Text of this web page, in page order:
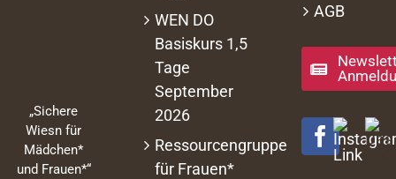
„Sichere
Wiesn für
Mädchen*
und Frauen*“
WEN DO
Basiskurs 1,5
Tage
September
2026
Ressourcengruppe
für Frauen*
AGB